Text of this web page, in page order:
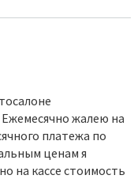
жалею на
платежа по
ценам я
на кассе стоимость